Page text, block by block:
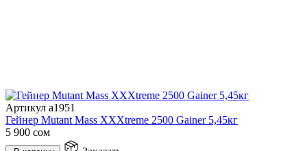
Артикул a1951
Гейнер Mutant Mass XXXtreme 2500 Gainer 5,45кг
5 900 сом